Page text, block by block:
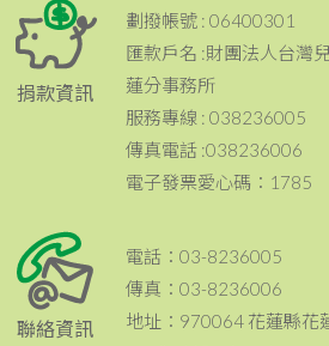
捐款資訊
劃撥帳號 : 06400301
匯款戶名 :財團法人台灣
蓮分事務所
服務專線 : 038236005
傳真電話 :038236006
電子發票愛心碼：1785
聯絡資訊
電話：03-8236005
傳真：03-8236006
地址：970064 花蓮縣花